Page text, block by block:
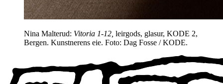
Nina Malterud: Vitoria 1-12, leirgods, glasur, KODE 2,
Bergen. Kunstnerens eie. Foto: Dag Fosse / KODE.